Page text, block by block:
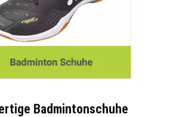
Badmintonschuhe